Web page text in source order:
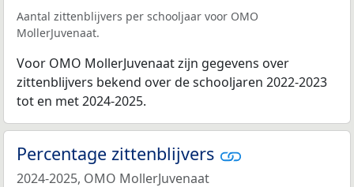
Aantal zittenblijvers per schooljaar voor OMO
MollerJuvenaat.
Voor OMO MollerJuvenaat zijn gegevens over
zittenblijvers bekend over de schooljaren 2022-2023
tot en met 2024-2025.
Percentage zittenblijvers
2024-2025, OMO MollerJuvenaat